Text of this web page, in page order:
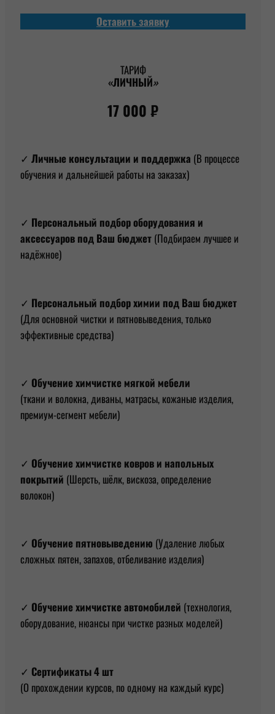
Оставить заявку
ТАРИФ
«ЛИЧНЫЙ»
17 000 ₽
✓ Личные консультации и поддержка (В процессе
обучения и дальнейшей работы на заказах)
✓ Персональный подбор оборудования и
аксессуаров под Ваш бюджет(Подбираем лучшее и
надёжное)
✓ Персональный подбор химии под Ваш бюджет
(Для основной чистки и пятновыведения, только
эффективные средства)
✓ Обучение химчистке мягкой мебели
(ткани и волокна, диваны, матрасы, кожаные изделия,
премиум-сегмент мебели)
✓ Обучение химчистке ковров и напольных
покрытий (Шерсть, шёлк, вискоза, определение
волокон)
✓ Обучение пятновыведению (Удаление любых
сложных пятен, запахов, отбеливание изделия)
✓ Обучение химчистке автомобилей (технология,
оборудование, нюансы при чистке разных моделей)
✓ Сертификаты 4 шт
(О прохождении курсов, по одному на каждый курс)